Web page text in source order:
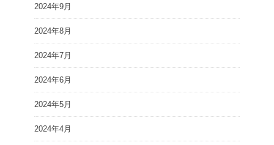
2024年9月
2024年8月
2024年7月
2024年6月
2024年5月
2024年4月